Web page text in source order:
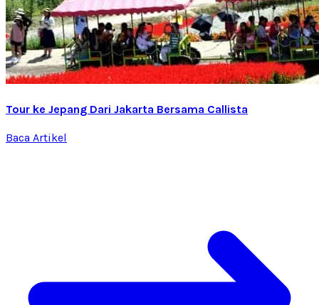
Tour ke Jepang Dari Jakarta Bersama Callista
Baca Artikel